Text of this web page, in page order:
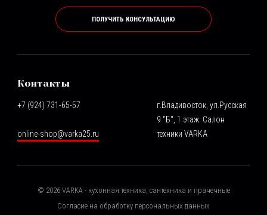
ПОЛУЧИТЬ КОНСУЛЬТАЦИЮ
Контакты
+7 (924) 731-65-57
online-shop@varka25.ru
г.Владивосток, ул.Русская
9 "Б", 1 этаж. Салон
техники VARKA
© 2026VARKA - кухонная техника, сантехника и прачечные
Согласие на обработку персональных данных